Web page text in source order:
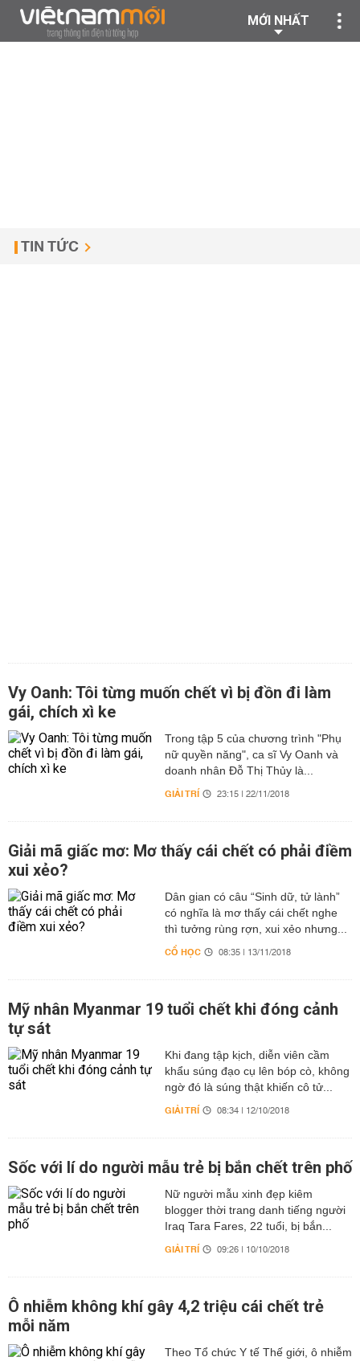
MỚI NHẤT
TIN TỨC
Vy Oanh: Tôi từng muốn chết vì bị đồn đi làm
gái, chích xì ke
Trong tập 5 của chương trình "Phụ
nữ quyền năng", ca sĩ Vy Oanh và
doanh nhân Đỗ Thị Thủy là...
GIẢI TRÍ 23:15 | 22/11/2018
Giải mã giấc mơ: Mơ thấy cái chết có phải điềm
xui xẻo?
Dân gian có câu “Sinh dữ, tử lành”
có nghĩa là mơ thấy cái chết nghe
thì tưởng rùng rợn, xui xẻo nhưng...
CỔ HỌC 08:35 | 13/11/2018
Mỹ nhân Myanmar 19 tuổi chết khi đóng cảnh
tự sát
Khi đang tập kịch, diễn viên cầm
khẩu súng đạo cụ lên bóp cò, không
ngờ đó là súng thật khiến cô tử...
GIẢI TRÍ 08:34 | 12/10/2018
Sốc với lí do người mẫu trẻ bị bắn chết trên phố
Nữ người mẫu xinh đẹp kiêm
blogger thời trang danh tiếng người
Iraq Tara Fares, 22 tuổi, bị bắn...
GIẢI TRÍ 09:26 | 10/10/2018
Ô nhiễm không khí gây 4,2 triệu cái chết trẻ
mỗi năm
Theo Tổ chức Y tế Thế giới, ô nhiễm